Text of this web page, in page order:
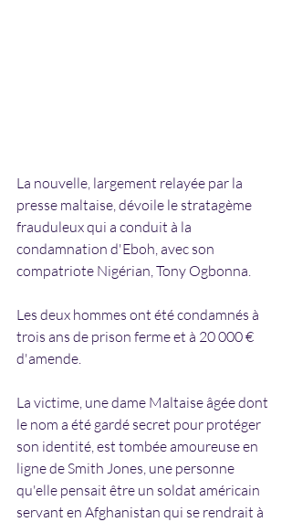
La nouvelle, largement relayée par la
presse maltaise, dévoile le stratagème
frauduleux qui a conduit à la
condamnation d'Eboh, avec son
compatriote Nigérian, Tony Ogbonna.
Les deux hommes ont été condamnés à
trois ans de prison ferme et à 20 000 €
d'amende.
La victime, une dame Maltaise âgée dont
le nom a été gardé secret pour protéger
son identité, est tombée amoureuse en
ligne de Smith Jones, une personne
qu'elle pensait être un soldat américain
servant en Afghanistan qui se rendrait à